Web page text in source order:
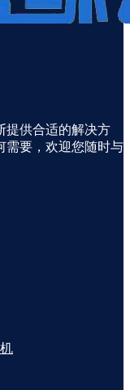
提供合适的解决方
需要，欢迎您随时与